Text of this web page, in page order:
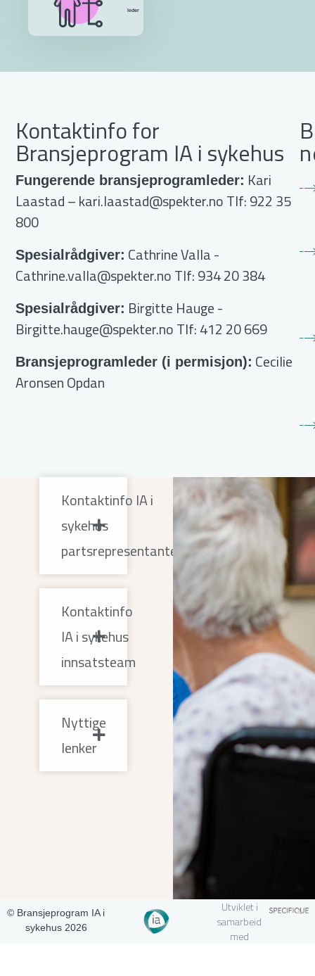
leder
Kontaktinfo for
Bransjeprogram IA i sykehus
Fungerende bransjeprogramleder: Kari
Laastad –kari.laastad@spekter.noTlf: 922 35
800
Spesialrådgiver: Cathrine Valla-
Cathrine.valla@spekter.noTlf: 934 20 384
Spesialrådgiver: Birgitte Hauge-
Birgitte.hauge@spekter.noTlf: 412 20 669
Bransjeprogramleder (i permisjon): Cecilie
Aronsen Opdan
Kontaktinfo IA i
sykehus
partsrepresentanter
Kontaktinfo
IA i sykehus
innsatsteam
Nyttige
lenker
© Bransjeprogram IA i
sykehus 2026
Utviklet i
samarbeid
med